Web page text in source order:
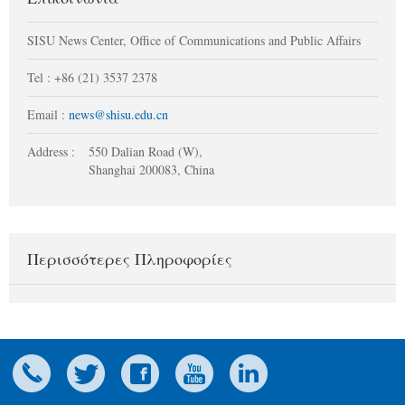
SISU News Center, Office of Communications and Public Affairs
Tel : +86 (21) 3537 2378
Email : news@shisu.edu.cn
Address :
550 Dalian Road (W),
Shanghai 200083, China
Περισσότερες Πληροφορίες